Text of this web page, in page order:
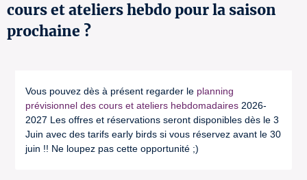
cours et ateliers hebdo pour la saison
prochaine ?
Vous pouvez dès à présent regarder le planning
prévisionnel des cours et ateliers hebdomadaires 2026-
2027 Les offres et réservations seront disponibles dès le 3
Juin avec des tarifs early birds si vous réservez avant le 30
juin !! Ne loupez pas cette opportunité ;)